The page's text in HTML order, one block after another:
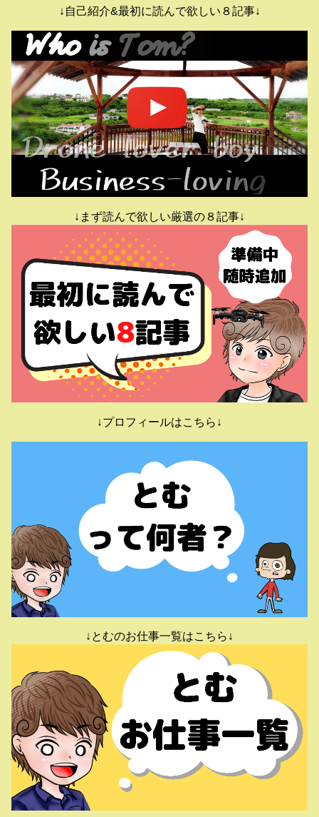
↓自己紹介&最初に読んで欲しい８記事↓
↓まず読んで欲しい厳選の８記事↓
↓プロフィールはこちら↓
↓とむのお仕事一覧はこちら↓